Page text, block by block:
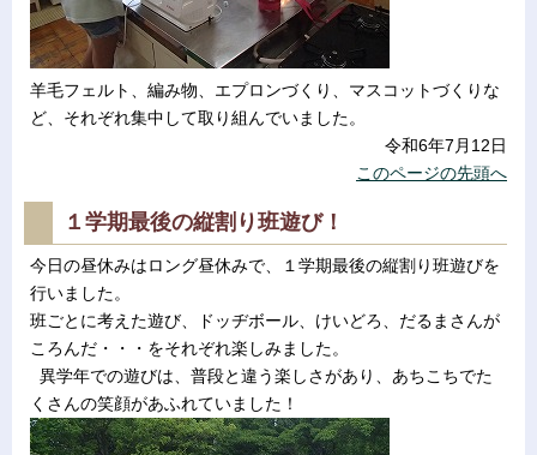
羊毛フェルト、編み物、エプロンづくり、マスコットづくりな
ど、それぞれ集中して取り組んでいました。
令和6年7月12日
このページの先頭へ
１学期最後の縦割り班遊び！
今日の昼休みはロング昼休みで、１学期最後の縦割り班遊びを
行いました。
班ごとに考えた遊び、ドッヂボール、けいどろ、だるまさんが
ころんだ・・・をそれぞれ楽しみました。
異学年での遊びは、普段と違う楽しさがあり、あちこちでた
くさんの笑顔があふれていました！